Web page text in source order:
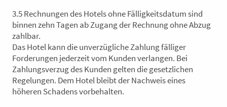
3.5 Rechnungen des Hotels ohne Fälligkeitsdatum sind
binnen zehn Tagen ab Zugang der Rechnung ohne Abzug
zahlbar.
Das Hotel kann die unverzügliche Zahlung fälliger
Forderungen jederzeit vom Kunden verlangen. Bei
Zahlungsverzug des Kunden gelten die gesetzlichen
Regelungen. Dem Hotel bleibt der Nachweis eines
höheren Schadens vorbehalten.